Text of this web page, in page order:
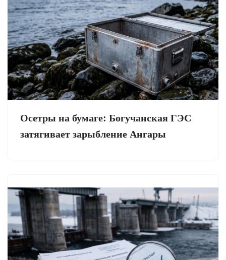
Осетры на бумаге: Богучанская ГЭС
затягивает зарыбление Ангары